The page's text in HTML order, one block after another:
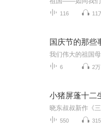
116 11
国庆节的那些
6 2万
550